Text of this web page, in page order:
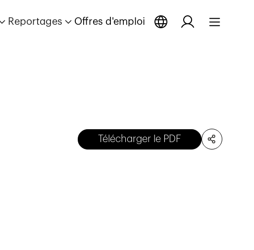
Reportages Offres d'emploi
Télécharger le PDF